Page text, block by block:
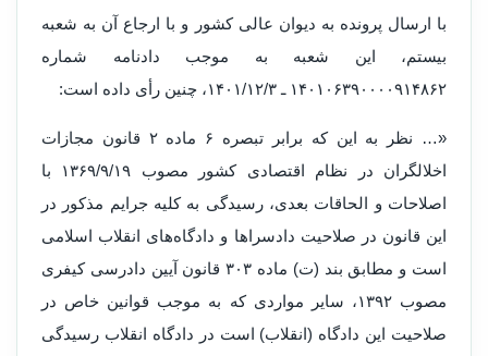
با ارسال پرونده به دیوان عالی کشور و با ارجاع آن به شعبه
بیستم، این شعبه به موجب دادنامه شماره
۱۴۰۱۰۶۳۹۰۰۰۰۹۱۴۸۶۲ ـ ۱۴۰۱/۱۲/۳، چنین رأی داده است:
«… نظر به این که برابر تبصره ۶ ماده ۲ قانون مجازات
اخلالگران در نظام اقتصادی کشور مصوب ۱۳۶۹/۹/۱۹ با
اصلاحات و الحاقات بعدی، رسیدگی به کلیه جرایم مذکور در
این قانون در صلاحیت دادسراها و دادگاه‌های انقلاب اسلامی
است و مطابق بند (ت) ماده ۳۰۳ قانون آیین دادرسی کیفری
مصوب ۱۳۹۲، سایر مواردی که به موجب قوانین خاص در
صلاحیت این دادگاه (انقلاب) است در دادگاه انقلاب رسیدگی